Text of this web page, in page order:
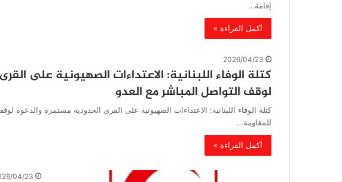
إقامة…
أكمل القراءة »
2026/04/23
كتلة الوفاء اللبنانية: الاعتداءات الصهيونية على
لوقف التواصل المباشر مع العدو
كتلة الوفاء اللبنانية: الاعتداءات الصهيونية على القرى الحدودية مستمرة والدعوة
للمقاومة…
أكمل القراءة »
04/23